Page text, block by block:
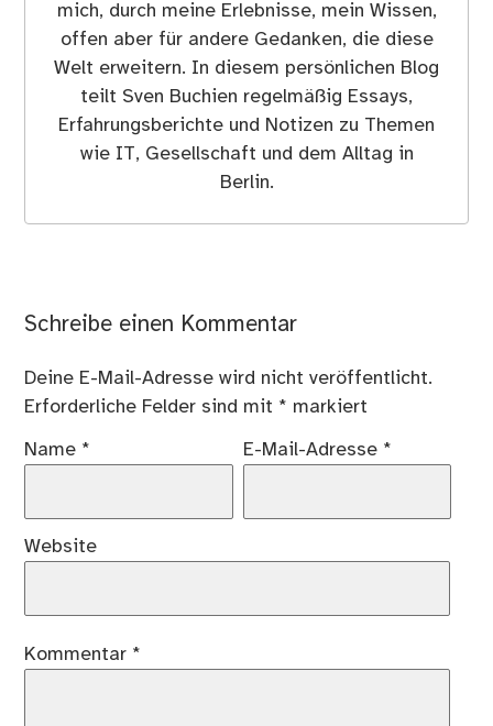
mich, durch meine Erlebnisse, mein Wissen,
offen aber für andere Gedanken, die diese
Welt erweitern. In diesem persönlichen Blog
teilt Sven Buchien regelmäßig Essays,
Erfahrungsberichte und Notizen zu Themen
wie IT, Gesellschaft und dem Alltag in
Berlin.
Schreibe einen Kommentar
Deine E-Mail-Adresse wird nicht veröffentlicht.
Erforderliche Felder sind mit * markiert
Name * E-Mail-Adresse *
Website
Kommentar *